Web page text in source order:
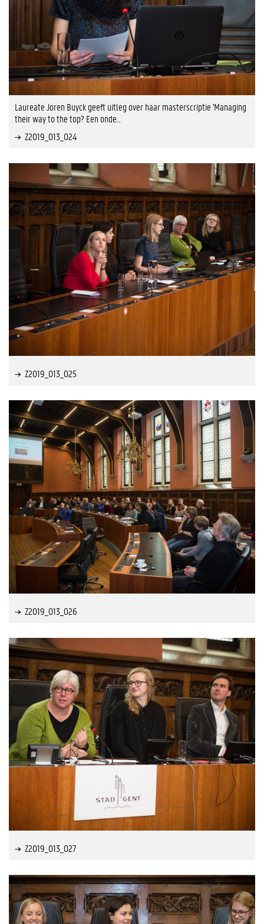
Laureate Joren Buyck geeft uitleg over haar masterscriptie 'Managing
their way to the top? Een onde…
Z2019_013_024
Z2019_013_025
Z2019_013_026
Z2019_013_027